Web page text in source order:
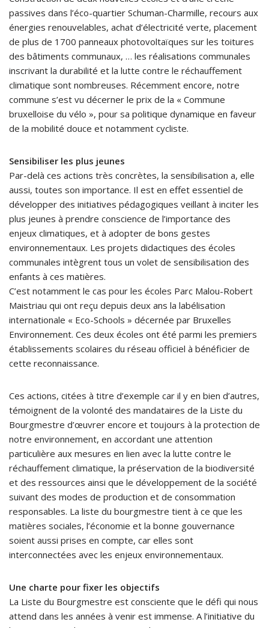
passives dans l’éco-quartier Schuman-Charmille, recours aux
énergies renouvelables, achat d’électricité verte, placement
de plus de 1700 panneaux photovoltaïques sur les toitures
des bâtiments communaux, … les réalisations communales
inscrivant la durabilité et la lutte contre le réchauffement
climatique sont nombreuses. Récemment encore, notre
commune s’est vu décerner le prix de la « Commune
bruxelloise du vélo », pour sa politique dynamique en faveur
de la mobilité douce et notamment cycliste.
Sensibiliser les plus jeunes
Par-delà ces actions très concrètes, la sensibilisation a, elle
aussi, toutes son importance. Il est en effet essentiel de
développer des initiatives pédagogiques veillant à inciter les
plus jeunes à prendre conscience de l’importance des
enjeux climatiques, et à adopter de bons gestes
environnementaux. Les projets didactiques des écoles
communales intègrent tous un volet de sensibilisation des
enfants à ces matières.
C’est notamment le cas pour les écoles Parc Malou-Robert
Maistriau qui ont reçu depuis deux ans la labélisation
internationale « Eco-Schools » décernée par Bruxelles
Environnement. Ces deux écoles ont été parmi les premiers
établissements scolaires du réseau officiel à bénéficier de
cette reconnaissance.
Ces actions, citées à titre d’exemple car il y en bien d’autres,
témoignent de la volonté des mandataires de la Liste du
Bourgmestre d’œuvrer encore et toujours à la protection de
notre environnement, en accordant une attention
particulière aux mesures en lien avec la lutte contre le
réchauffement climatique, la préservation de la biodiversité
et des ressources ainsi que le développement de la société
suivant des modes de production et de consommation
responsables. La liste du bourgmestre tient à ce que les
matières sociales, l’économie et la bonne gouvernance
soient aussi prises en compte, car elles sont
interconnectées avec les enjeux environnementaux.
Une charte pour fixer les objectifs
La Liste du Bourgmestre est consciente que le défi qui nous
attend dans les années à venir est immense. A l’initiative du